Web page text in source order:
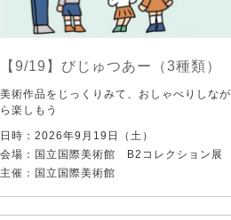
【9/19】びじゅつあー（3種類）
美術作品をじっくりみて、おしゃべりしなが
ら楽しもう
日時：2026年9月19日（土）
会場：国立国際美術館 B2コレクション展
主催：国立国際美術館